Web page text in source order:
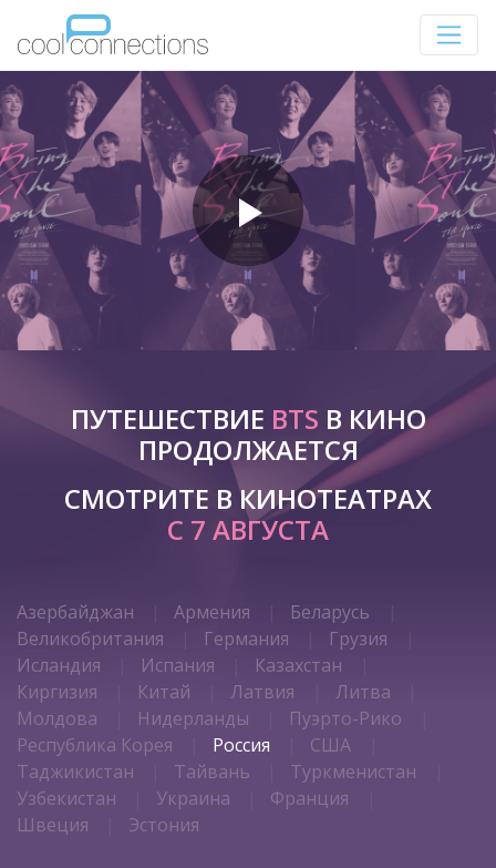
ПУТЕШЕСТВИЕ BTS В КИНО
ПРОДОЛЖАЕТСЯ
СМОТРИТЕ В КИНОТЕАТРАХ
С 7 АВГУСТА
Азербайджан Армения
Беларусь
Великобритания
Германия
Грузия
Исландия
Испания
Казахстан
Киргизия
Китай Латвия
Литва
Молдова
Нидерланды
Пуэрто-Рико
Республика Корея
Россия
США
Таджикистан
Тайвань
Туркменистан
Узбекистан
Украина
Франция
Швеция
Эстония